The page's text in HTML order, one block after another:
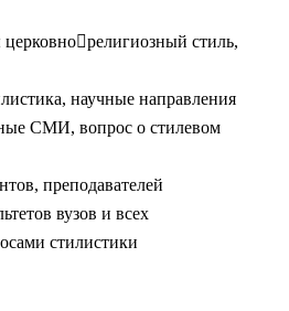
стиль,
научные направления
СМИ, вопрос о стилевом
преподавателей
вузов и всех
стилистики